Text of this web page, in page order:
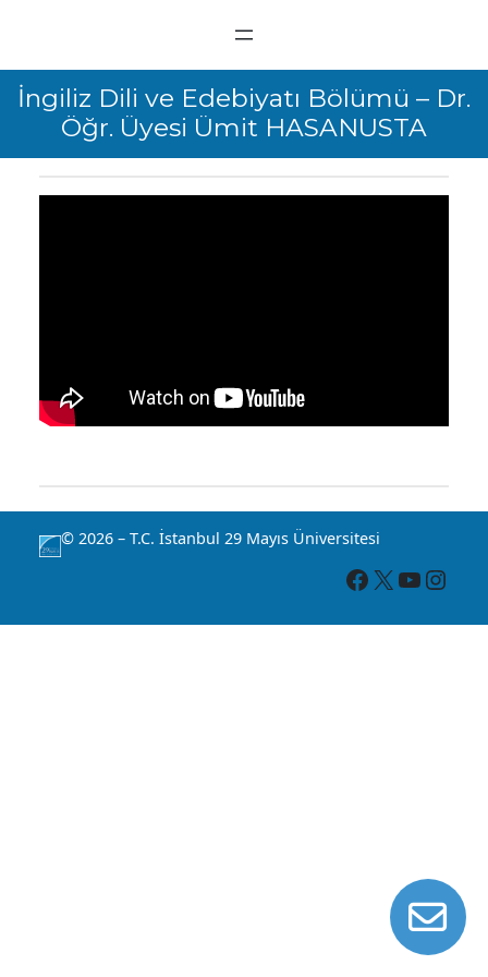
İngiliz Dili ve Edebiyatı Bölümü – Dr.
Öğr. Üyesi Ümit HASANUSTA
© 2026 – T.C. İstanbul 29 Mayıs Üniversitesi
Facebook X YouTube Instagram